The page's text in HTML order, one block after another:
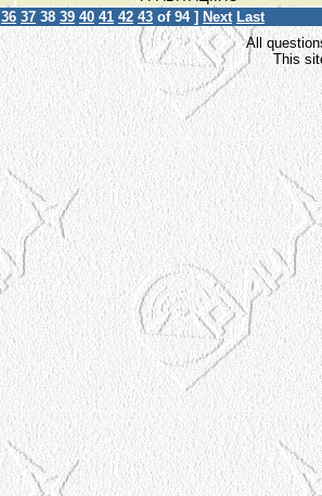
36 37 38 39 40 41 42 43 of 94 ] Next Last
All
This